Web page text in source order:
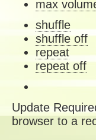
max
shuffle
shuffle off
repeat
repeat off
Update
browser to a